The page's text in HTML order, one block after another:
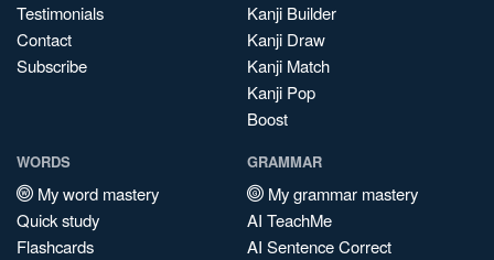
Testimonials
Contact
Subscribe
Kanji Builder
Kanji Draw
Kanji Match
Kanji Pop
Boost
WORDS
My word mastery
Quick study
Flashcards
GRAMMAR
My grammar mastery
AI TeachMe
AI Sentence Correct